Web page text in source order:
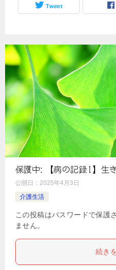
Tweet
保護中: 【病の記録1】生
公開日： 2025年4月3日
介護生活
この投稿はパスワードで保護
ません。
続き